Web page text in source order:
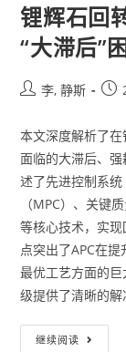
锂辉石回
“大滞后”
李, 静斯
本文深度解析了
面临的大滞后、
述了先进控制系
（MPC）、关键
等核心技术，实
点突出了APC在
最优工艺方面的
级提供了清晰的解
继续阅读